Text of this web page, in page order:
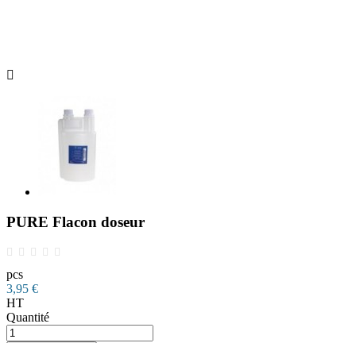

PURE Flacon doseur
pcs
3,95 €
HT
Quantité